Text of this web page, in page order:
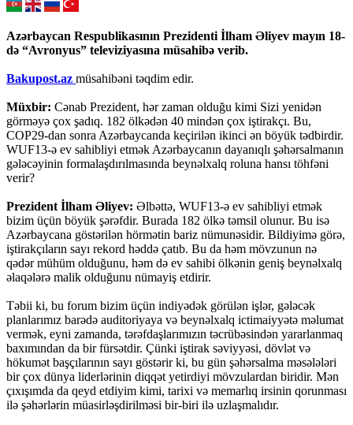
Azərbaycan Respublikasının Prezidenti İlham Əliyev mayın 18-
də “Avronyus” televiziyasına müsahibə verib.
Bakupost.az müsahibəni təqdim edir.
Müxbir: Cənab Prezident, hər zaman olduğu kimi Sizi yenidən
görməyə çox şadıq. 182 ölkədən 40 mindən çox iştirakçı. Bu,
COP29-dan sonra Azərbaycanda keçirilən ikinci ən böyük tədbirdir.
WUF13-ə ev sahibliyi etmək Azərbaycanın dayanıqlı şəhərsalmanın
gələcəyinin formalaşdırılmasında beynəlxalq roluna hansı töhfəni
verir?
Prezident İlham Əliyev: Əlbəttə, WUF13-ə ev sahibliyi etmək
bizim üçün böyük şərəfdir. Burada 182 ölkə təmsil olunur. Bu isə
Azərbaycana göstərilən hörmətin bariz nümunəsidir. Bildiyimə görə,
iştirakçıların sayı rekord həddə çatıb. Bu da həm mövzunun nə
qədər mühüm olduğunu, həm də ev sahibi ölkənin geniş beynəlxalq
əlaqələrə malik olduğunu nümayiş etdirir.
Təbii ki, bu forum bizim üçün indiyədək görülən işlər, gələcək
planlarımız barədə auditoriyaya və beynəlxalq ictimaiyyətə məlumat
vermək, eyni zamanda, tərəfdaşlarımızın təcrübəsindən yararlanmaq
baxımından da bir fürsətdir. Çünki iştirak səviyyəsi, dövlət və
hökumət başçılarının sayı göstərir ki, bu gün şəhərsalma məsələləri
bir çox dünya liderlərinin diqqət yetirdiyi mövzulardan biridir. Mən
çıxışımda da qeyd etdiyim kimi, tarixi və memarlıq irsinin qorunması
ilə şəhərlərin müasirləşdirilməsi bir-biri ilə uzlaşmalıdır.